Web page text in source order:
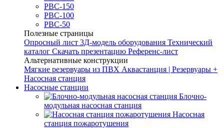
РВС-150
РВС-100
РВС-50
Полезные страницы
Опросный лист 3Д-модель оборудования Технический
каталог Скачать презентацию Референс-лист
Альтернативные конструкции
Мягкие резервуары из ПВХ Аквастанция | Резервуары +
Насосная станция
Насосные станции
Блочно-
модульная насосная станция
Насосная
станция пожаротушения